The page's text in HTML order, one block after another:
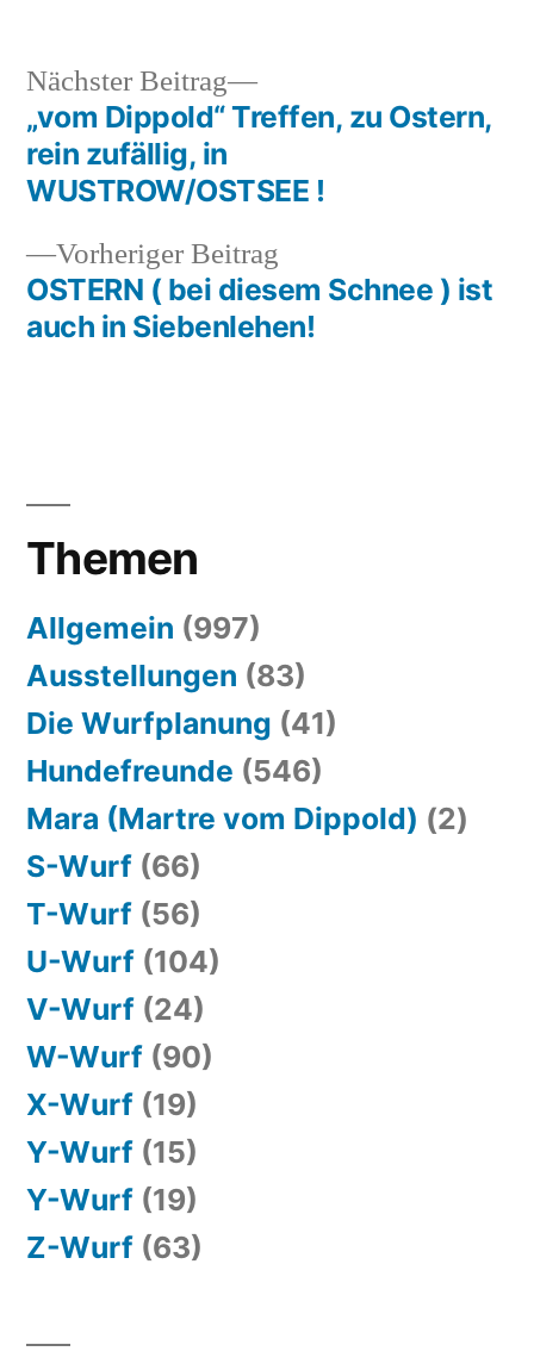
Beitragsnavigation
Vorheriger Beitrag
Beitrag:
OSTERN ( bei diesem Schnee ) ist
auch in Siebenlehen!
Nächster Beitrag
Nächster
Beitrag:
„vom Dippold“ Treffen, zu Ostern,
rein zufällig, in
WUSTROW/OSTSEE !
Themen
Allgemein (997)
Ausstellungen (83)
Die Wurfplanung (41)
Hundefreunde (546)
Mara (Martre vom Dippold) (2)
S-Wurf (66)
T-Wurf (56)
U-Wurf (104)
V-Wurf (24)
W-Wurf (90)
X-Wurf (19)
Y-Wurf (15)
Y-Wurf (19)
Z-Wurf (63)